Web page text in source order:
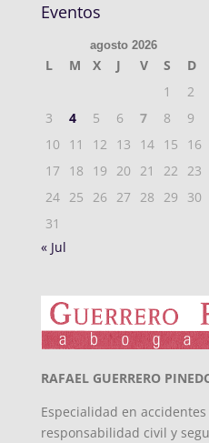
Eventos
agosto 2026
L M X J V S
D
1
2
3
4 5 6 7 8
9
10
11 12 13 14 15
16
17
18 19 20 21 22
23
24 25 26 27 28 29
30
31
« Jul
RAFAEL GUERRERO
Especialidad en
responsabilidad civil y